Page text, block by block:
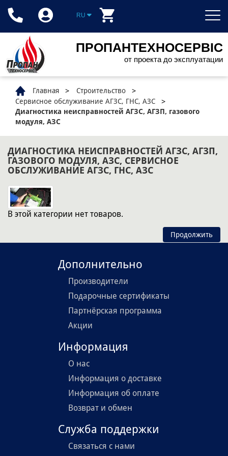
ПРОПАНТЕХНОСЕРВІС
от проекта до эксплуатации
RU
Главная
Строительство
Сервисное обслуживание АГЗС, ГНС, АЗС
Диагностика неисправностей АГЗС, АГЗП, газового
модуля, АЗС
ДИАГНОСТИКА НЕИСПРАВНОСТЕЙ АГЗС, АГЗП,
ГАЗОВОГО МОДУЛЯ, АЗС, СЕРВИСНОЕ
ОБСЛУЖИВАНИЕ АГЗС, ГНС, АЗС
В этой категории нет товаров.
Продолжить
Дополнительно
Производители
Подарочные сертификаты
Партнёрская программа
Акции
Информация
О нас
Информация о доставке
Информация об оплате
Возврат и обмен
Служба поддержки
Связаться с нами